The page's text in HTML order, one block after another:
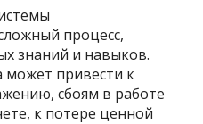
процесс,
знаний и навыков.
может привести к
сбоям в работе
к потере ценной